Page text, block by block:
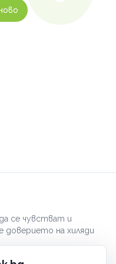
се чувстват и
доверието на хиляди